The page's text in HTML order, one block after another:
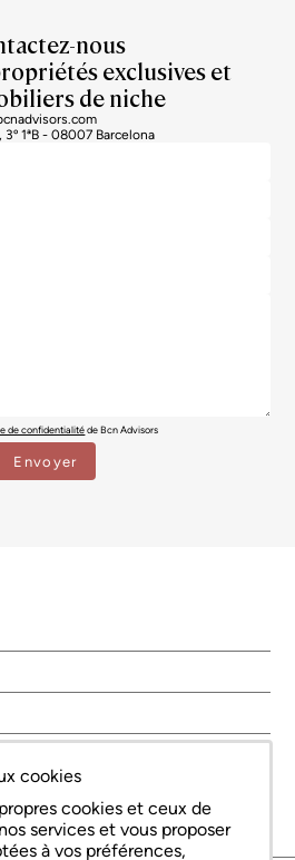
nous
exclusives et
de niche
1ªB - 08007 Barcelona
de confidentialitéde Bcn Advisors
cookies
cookies et ceux de
services et vous proposer
à vos préférences,